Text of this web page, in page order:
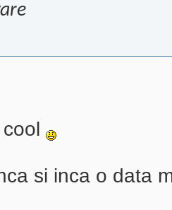
si inca o data